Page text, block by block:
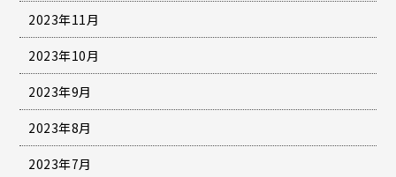
2023年11月
2023年10月
2023年9月
2023年8月
2023年7月